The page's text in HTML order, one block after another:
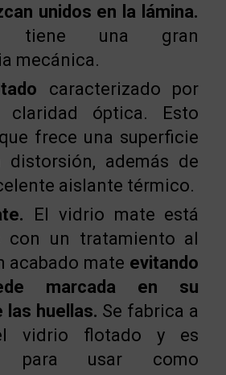
unidos en la lámina.
tiene una gran
mecánica.
caracterizado por
claridad óptica. Esto
frece una superficie
distorsión, además de
aislante térmico.
El vidrio mate está
con un tratamiento al
acabado mate evitando
marcada en su
las huellas. Se fabrica a
vidrio flotado y es
para usar como